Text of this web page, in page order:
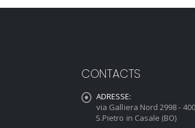
CONTACTS
ADRESSE:
via Galliera Nord 2998 -
S.Pietro in Casale (BO)